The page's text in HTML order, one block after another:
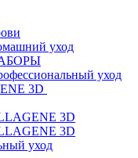
уход
уход
3D
3D
3D
уход